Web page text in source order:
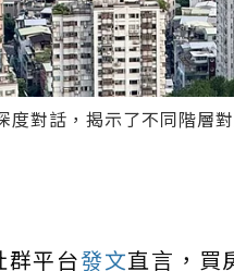
度對話，揭示了不同階層
群平台發文直言，買